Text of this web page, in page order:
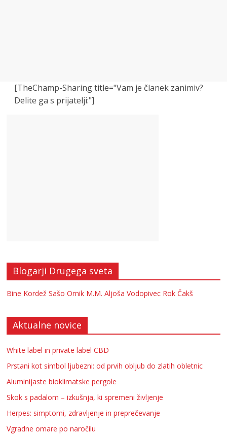
[TheChamp-Sharing title="Vam je članek zanimiv?
Delite ga s prijatelji:"]
Blogarji Drugega sveta
Bine Kordež Sašo Ornik M.M. Aljoša Vodopivec Rok Čakš
Aktualne novice
White label in private label CBD
Prstani kot simbol ljubezni: od prvih obljub do zlatih obletnic
Aluminijaste bioklimatske pergole
Skok s padalom – izkušnja, ki spremeni življenje
Herpes: simptomi, zdravljenje in preprečevanje
Vgradne omare po naročilu